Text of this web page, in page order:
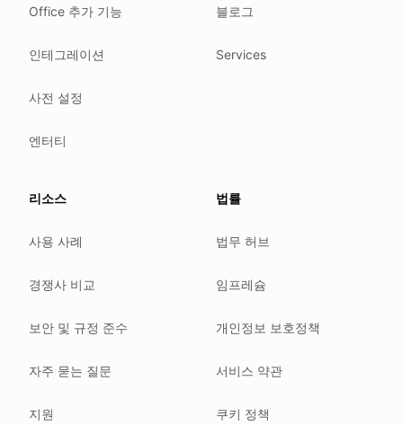
Case studies
We follow these rules
ISO/IEC 27001:2022.
NIS2 (EU 2022/2555).
Our promise
We do not train models on your text.
You own your work.
Hetzner holds ISO 27001 certification.
Office 추가 기능
인테그레이션
사전 설정
엔터티
블로그
Services
리소스
사용 사례
경쟁사 비교
보안 및 규정 준수
자주 묻는 질문
지원
법률
법무 허브
임프레슘
개인정보 보호정책
서비스 약관
쿠키 정책